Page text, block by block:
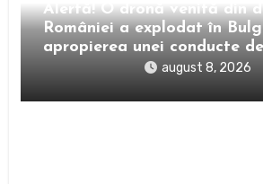
Alertă! O dronă venită din
României a explodat în
apropierea unei conducte
august 8, 2026